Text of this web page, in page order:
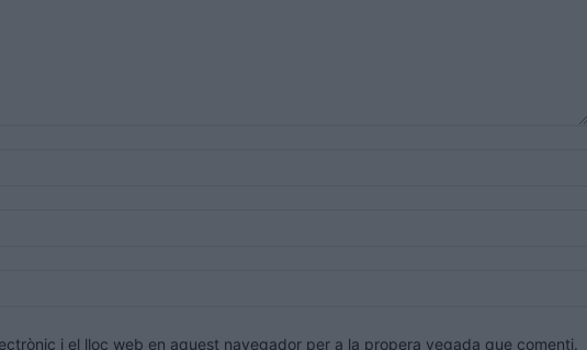
i el lloc web en aquest navegador per a la propera vegada que comenti.